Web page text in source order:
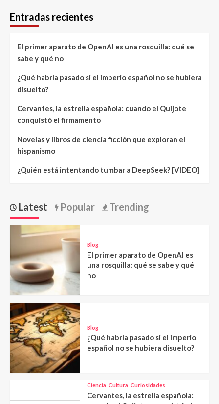
Entradas recientes
El primer aparato de OpenAI es una rosquilla: qué se
sabe y qué no
¿Qué habría pasado si el imperio español no se hubiera
disuelto?
Cervantes, la estrella española: cuando el Quijote
conquistó el firmamento
Novelas y libros de ciencia ficción que exploran el
hispanismo
¿Quién está intentando tumbar a DeepSeek? [VIDEO]
Latest Popular Trending
Blog
El primer aparato de OpenAI es
una rosquilla: qué se sabe y qué
no
Blog
¿Qué habría pasado si el imperio
español no se hubiera disuelto?
Ciencia Cultura Curiosidades
Cervantes, la estrella española: